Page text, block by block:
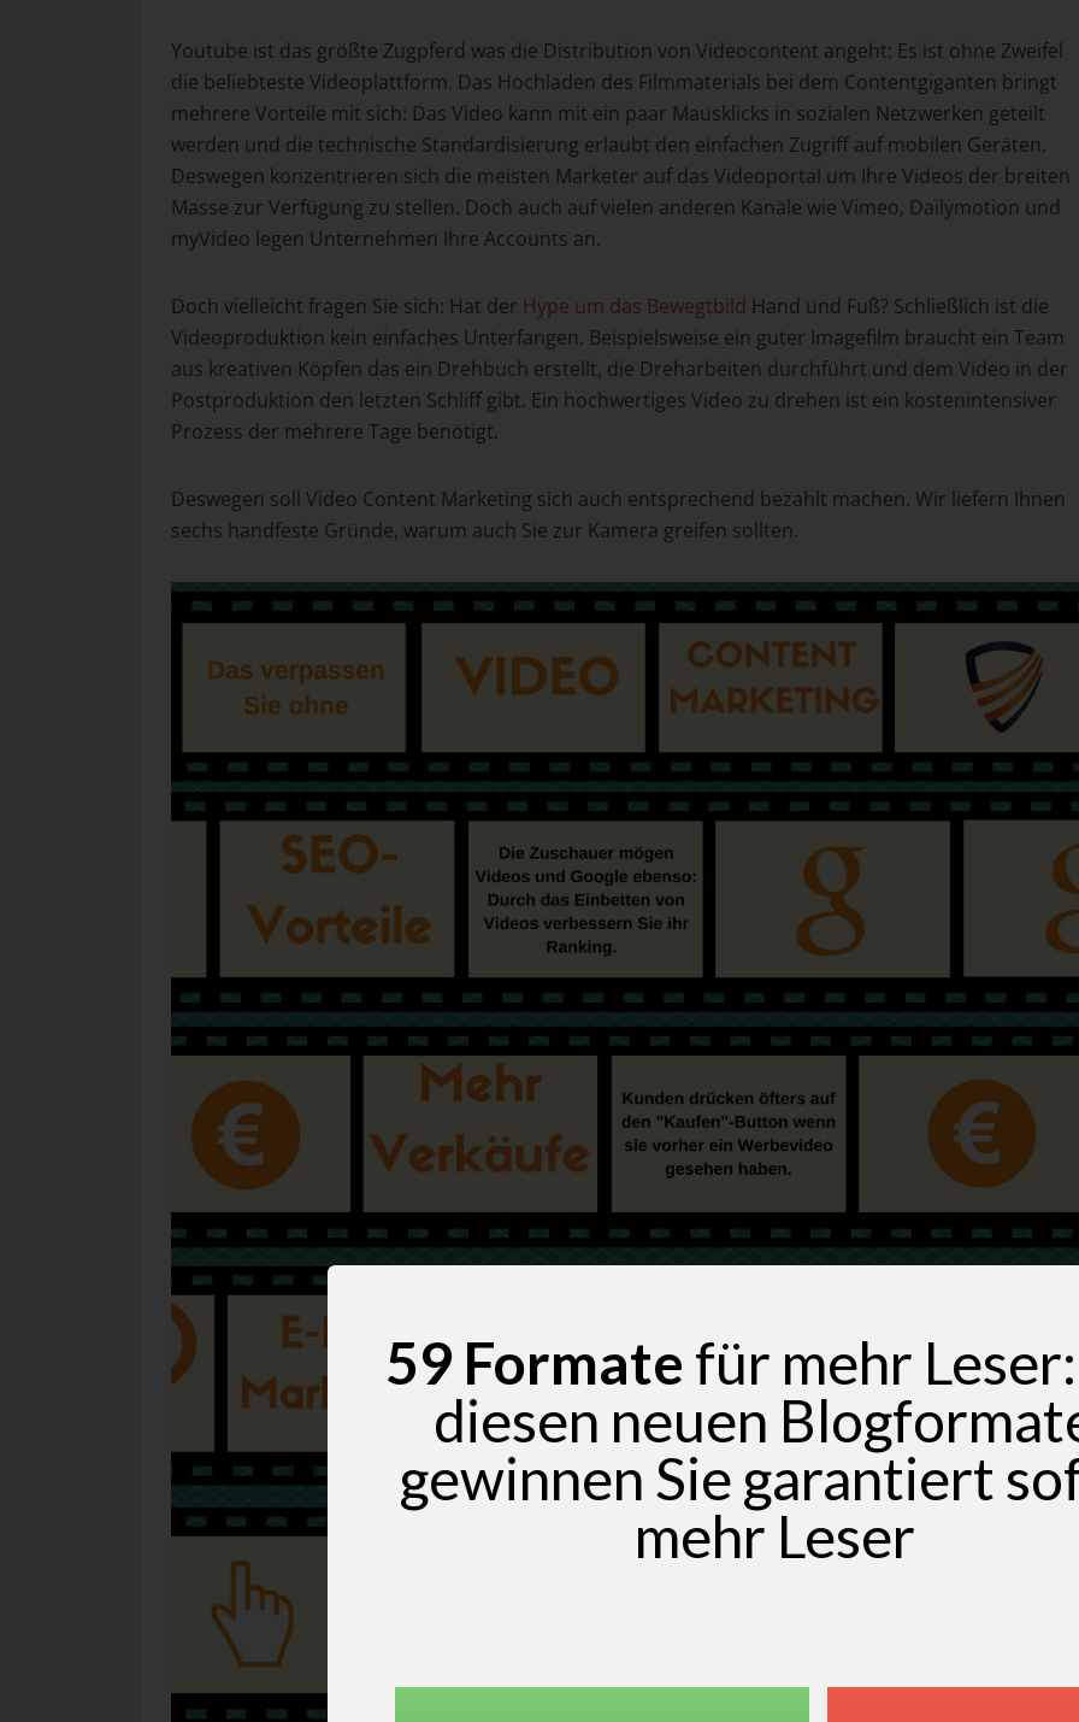
Youtube ist das größte Zugpferd was die Distribution von Videocontent angeht: Es ist ohne Zweifel
die beliebteste Videoplattform. Das Hochladen des Filmmaterials bei dem Contentgiganten bringt
mehrere Vorteile mit sich: Das Video kann mit ein paar Mausklicks in sozialen Netzwerken geteilt
werden und die technische Standardisierung erlaubt den einfachen Zugriff auf mobilen Geräten.
Deswegen konzentrieren sich die meisten Marketer auf das Videoportal um Ihre Videos der breiten
Masse zur Verfügung zu stellen. Doch auch auf vielen anderen Kanäle wie Vimeo, Dailymotion und
myVideo legen Unternehmen Ihre Accounts an.
Doch vielleicht fragen Sie sich: Hat der Hype um das Bewegtbild Hand und Fuß? Schließlich ist die
Videoproduktion kein einfaches Unterfangen. Beispielsweise ein guter Imagefilm braucht ein Team
aus kreativen Köpfen das ein Drehbuch erstellt, die Dreharbeiten durchführt und dem Video in der
Postproduktion den letzten Schliff gibt. Ein hochwertiges Video zu drehen ist ein kostenintensiver
Prozess der mehrere Tage benötigt.
Deswegen soll Video Content Marketing sich auch entsprechend bezahlt machen. Wir liefern Ihnen
sechs handfeste Gründe, warum auch Sie zur Kamera greifen sollten.
59 ​​Formate für mehr
diesen neuen
gewinnen Sie garantiert
mehr Leser​